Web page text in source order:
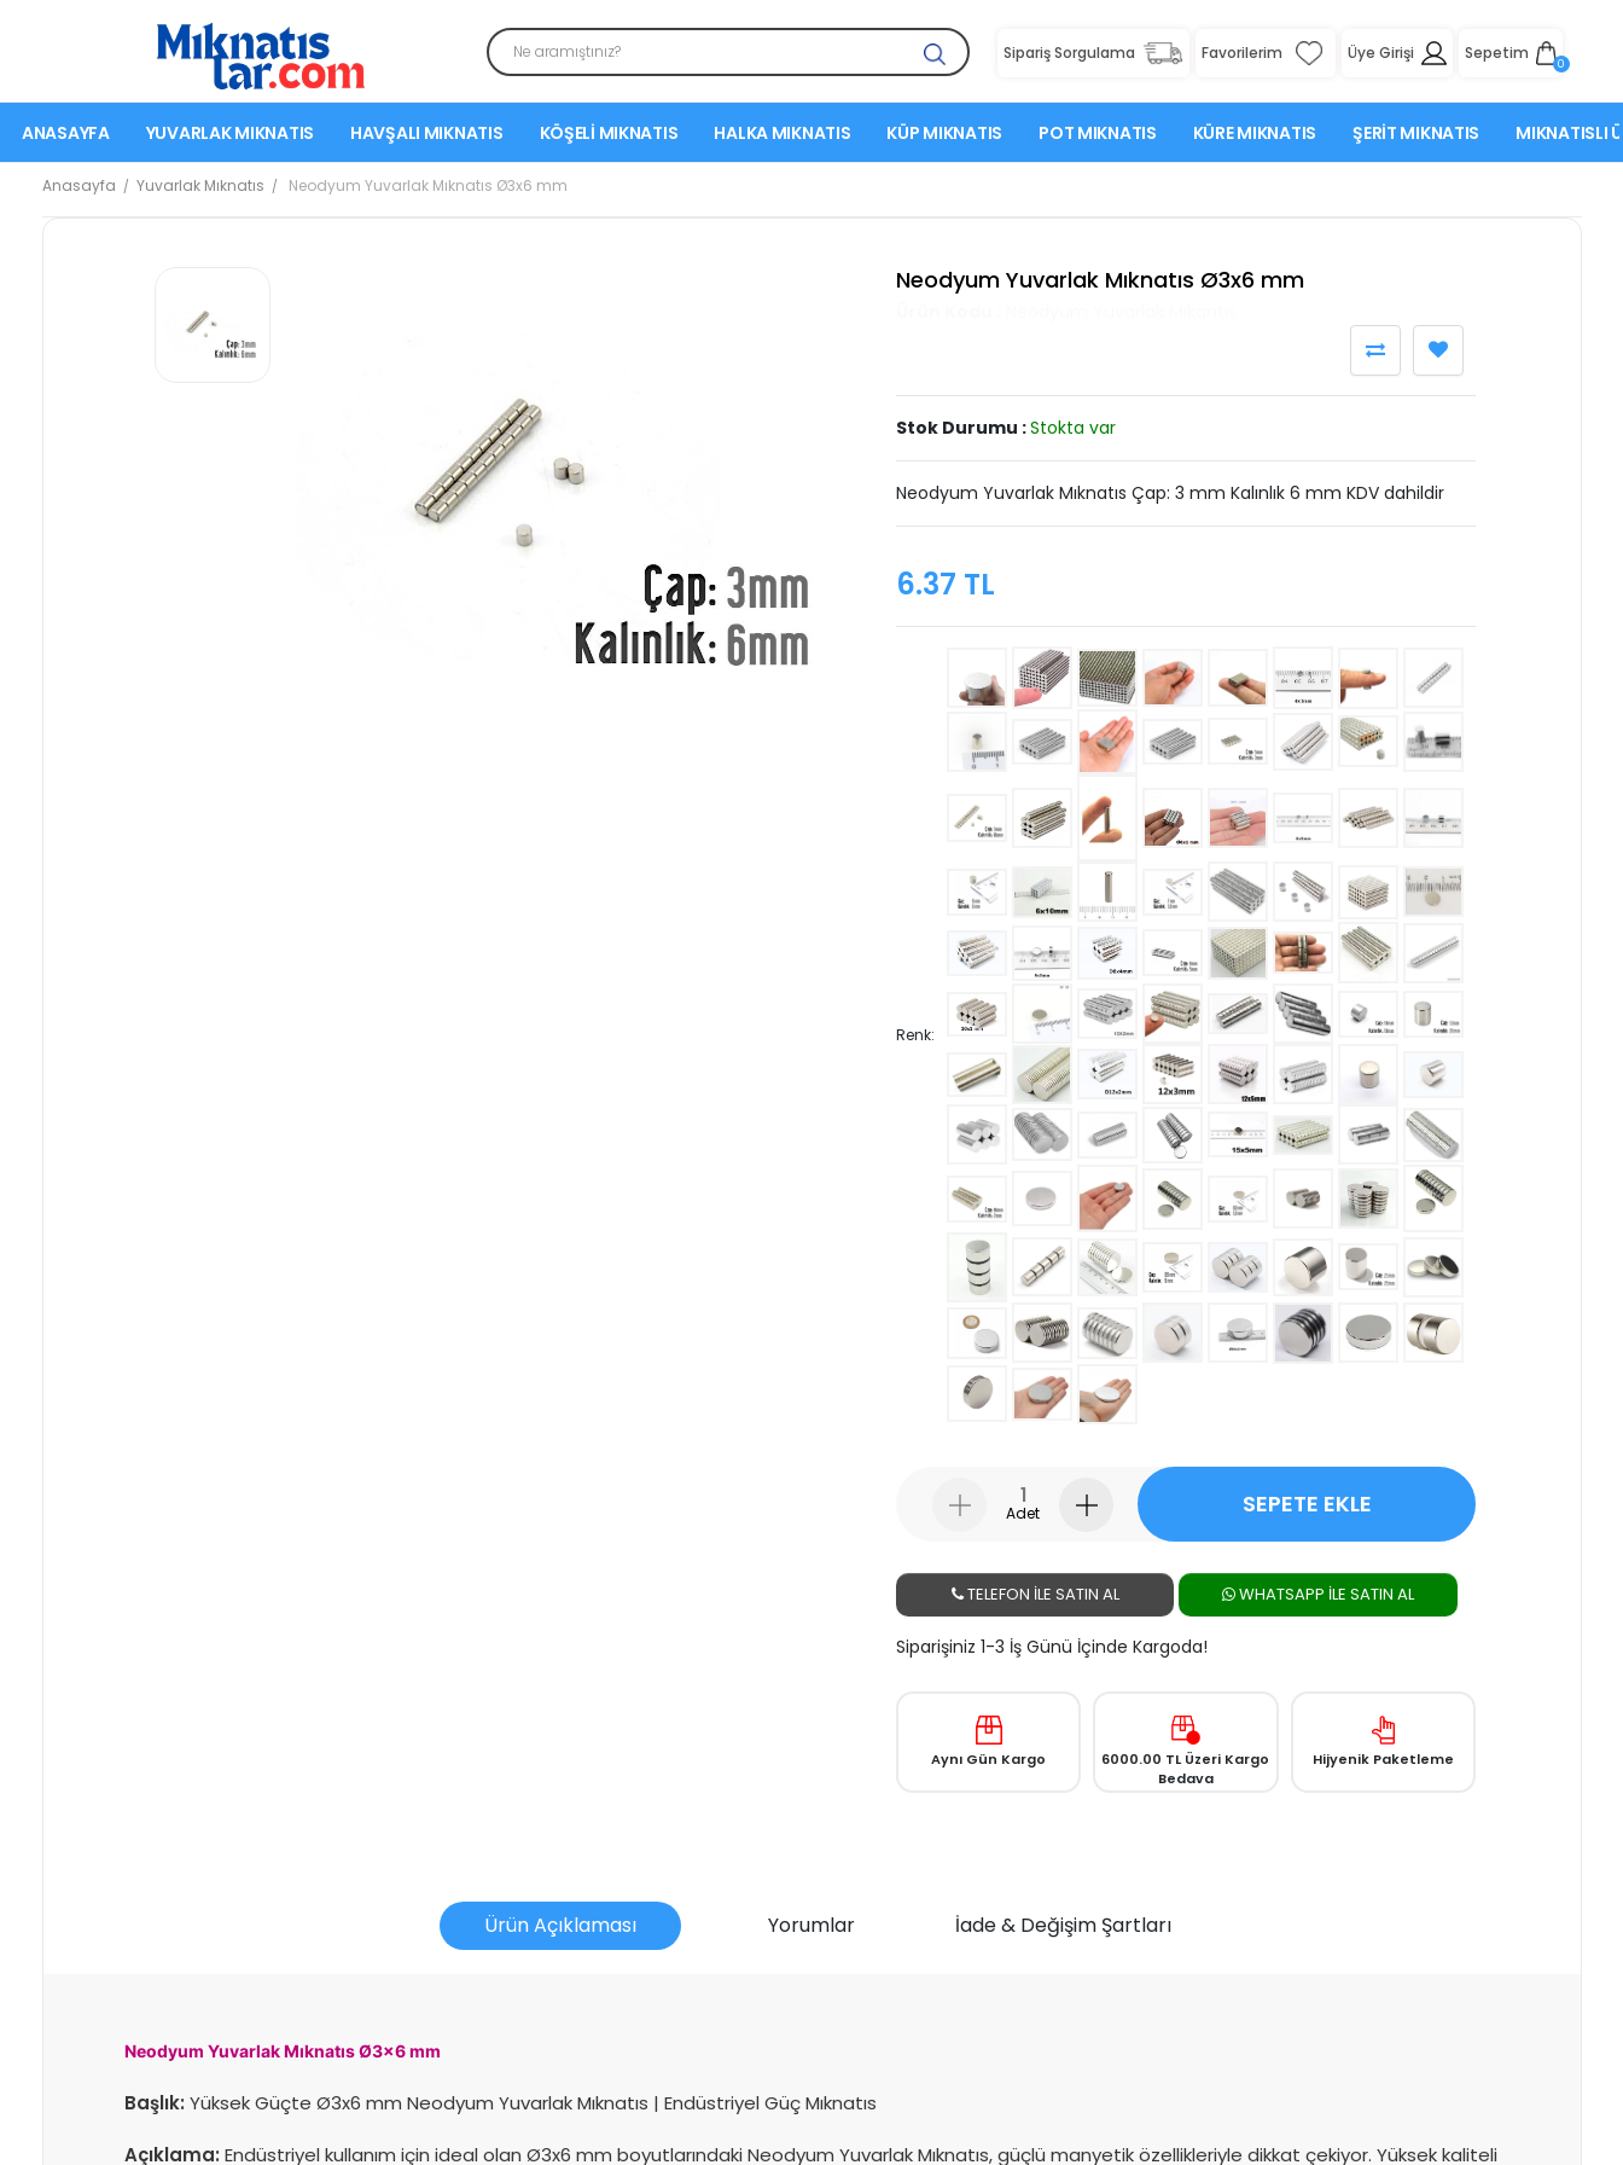
Sipariş Sorgulama Favorilerim Üye Girişi Sepetim
0
ANASAYFA YUVARLAK MIKNATIS HAVŞALI MIKNATIS KÖŞELI MIKNATIS HALKA MIKNATIS KÜP MIKNATIS POT MIKNATIS KÜRE MIKNATIS ŞERIT MIKNATIS MIKNATISLI
Anasayfa Yuvarlak Mıknatıs Neodyum Yuvarlak Mıknatıs Ø3x6 mm
Neodyum Yuvarlak Mıknatıs Ø3x6 mm
Stok Durumu :Stokta var
Neodyum Yuvarlak Mıknatıs Çap: 3 mm Kalınlık 6 mm KDV dahildir
6.37 TL
Renk:
Adet SEPETE EKLE
TELEFON İLE SATIN AL WHATSAPP ILE SATIN AL
Siparişiniz 1-3 İş Günü İçinde Kargoda!
Aynı Gün Kargo
6000.00 TL Üzeri Kargo
Bedava
Hijyenik Paketleme
Ürün Açıklaması
Neodyum Yuvarlak Mıknatıs Ø3x6 mm
Başlık: Yüksek Güçte Ø3x6 mm Neodyum Yuvarlak Mıknatıs | Endüstriyel Güç Mıknatıs
Açıklama: Endüstriyel kullanım için ideal olan Ø3x6 mm boyutlarındaki Neodyum Yuvarlak Mıknatıs, güçlü manyetik özellikleriyle dikkat çekiyor. Yüksek kaliteli
Yorumlar İade & Değişim Şartları